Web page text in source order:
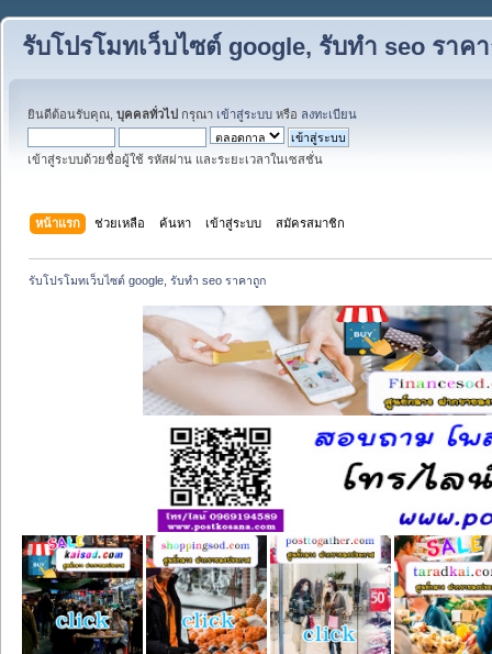
รับโปรโมทเว็บไซต์ google, รับทำ seo ราค
ยินดีต้อนรับคุณ, บุคคลทั่วไป กรุณา เข้าสู่ระบบ หรือ ลงทะเบียน
เข้าสู่ระบบด้วยชื่อผู้ใช้ รหัสผ่าน และระยะเวลาในเซสชั่น
หน้าแรก ช่วยเหลือ ค้นหา เข้าสู่ระบบ สมัครสมาชิก
รับโปรโมทเว็บไซต์ google, รับทำ seo ราคาถูก